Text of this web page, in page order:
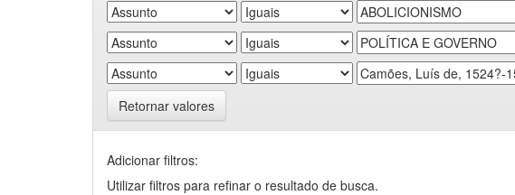
Retornar valores
Adicionar filtros:
Utilizar filtros para refinar o resultado de busca.